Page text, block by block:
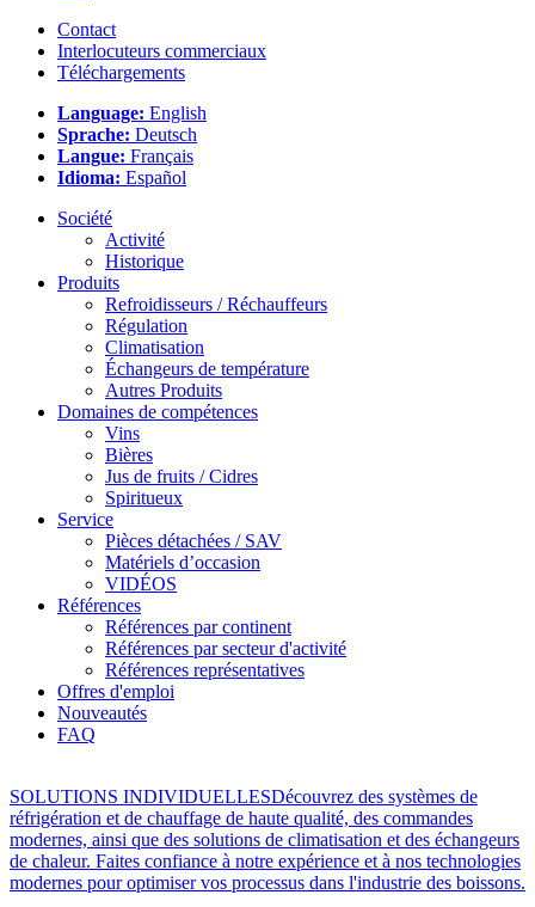
Contact
Interlocuteurs commerciaux
Téléchargements
Language: English
Sprache: Deutsch
Langue: Français
Idioma: Español
Société
Activité
Historique
Produits
Refroidisseurs / Réchauffeurs
Régulation
Climatisation
Échangeurs de température
Autres Produits
Domaines de compétences
Vins
Bières
Jus de fruits / Cidres
Spiritueux
Service
Pièces détachées / SAV
Matériels d’occasion
VIDÉOS
Références
Références par continent
Références par secteur d'activité
Références représentatives
Offres d'emploi
Nouveautés
FAQ
SOLUTIONS INDIVIDUELLESDécouvrez des systèmes de
réfrigération et de chauffage de haute qualité, des commandes
modernes, ainsi que des solutions de climatisation et des échangeurs
de chaleur. Faites confiance à notre expérience et à nos technologies
modernes pour optimiser vos processus dans l'industrie des boissons.